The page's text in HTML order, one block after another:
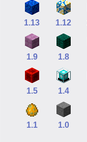
1.13 1.12
1.9 1.8
1.5 1.4
1.1 1.0